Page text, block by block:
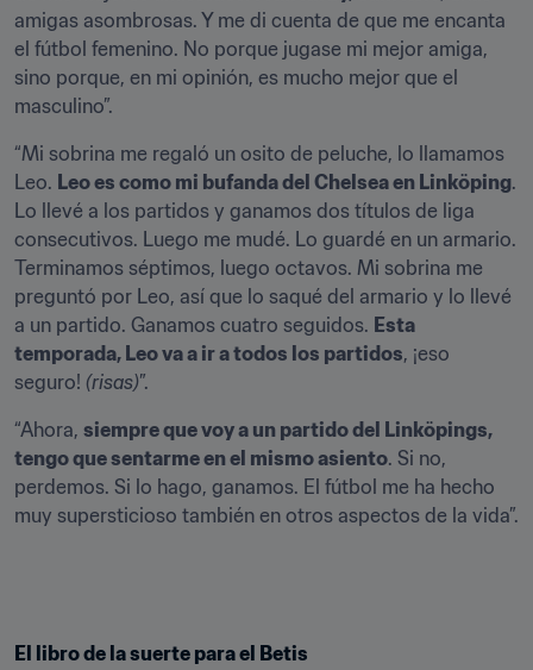
amigas asombrosas. Y me di cuenta de que me encanta
el fútbol femenino. No porque jugase mi mejor amiga,
sino porque, en mi opinión, es mucho mejor que el
masculino”.
“Mi sobrina me regaló un osito de peluche, lo llamamos
Leo. Leo es como mi bufanda del Chelsea en Linköping.
Lo llevé a los partidos y ganamos dos títulos de liga
consecutivos. Luego me mudé. Lo guardé en un armario.
Terminamos séptimos, luego octavos. Mi sobrina me
preguntó por Leo, así que lo saqué del armario y lo llevé
a un partido. Ganamos cuatro seguidos. Esta
temporada, Leo va a ir a todos los partidos, ¡eso
seguro! (risas)”.
“Ahora, siempre que voy a un partido del Linköpings,
tengo que sentarme en el mismo asiento. Si no,
perdemos. Si lo hago, ganamos. El fútbol me ha hecho
muy supersticioso también en otros aspectos de la vida”.
El libro de la suerte para el Betis